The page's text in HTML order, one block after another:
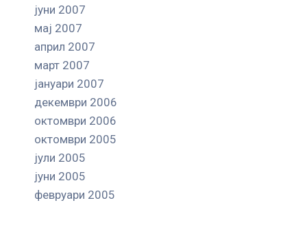
јуни 2007
мај 2007
април 2007
март 2007
јануари 2007
декември 2006
октомври 2006
октомври 2005
јули 2005
јуни 2005
февруари 2005